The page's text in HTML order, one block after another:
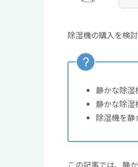
除湿機の購入を検
静かな除湿
静かな除湿
除湿機を静
この記事では、静